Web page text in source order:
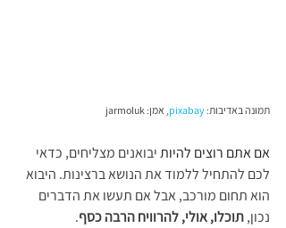
תמונה באדיבות: pixabay , אמן: jarmoluk
אם אתם רוצים להיות יבואנים מצליחים, כדאי
לכם להתחיל ללמוד את הנושא ברצינות. היבוא
הוא תחום מורכב, אבל אם תעשו את הדברים
נכון, תוכלו, אולי, להרוויח הרבה כסף.